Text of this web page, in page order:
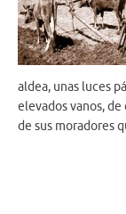
aldea, unas luces
elevados vanos,
de sus moradores